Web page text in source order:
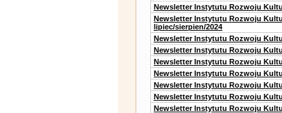
Newsletter Instytutu Rozwoju
Newsletter Instytutu Rozwoju
lipiec/sierpien/2024
Newsletter Instytutu Rozwoju
Newsletter Instytutu Rozwoju
Newsletter Instytutu Rozwoju
Newsletter Instytutu Rozwoju
Newsletter Instytutu Rozwoju
Newsletter Instytutu Rozwoju
Newsletter Instytutu Rozwoju